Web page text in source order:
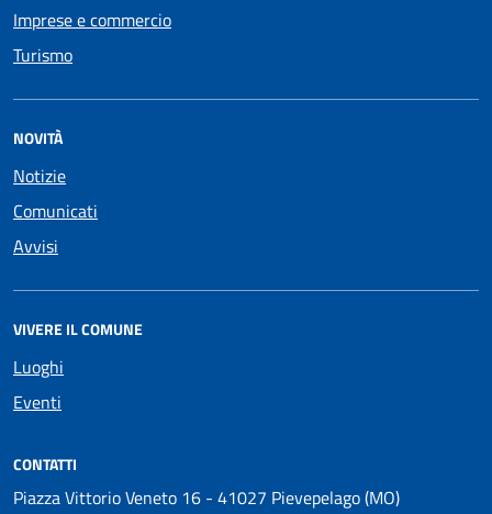
Imprese e commercio
Turismo
NOVITÀ
Notizie
Comunicati
Avvisi
VIVERE IL COMUNE
Luoghi
Eventi
CONTATTI
Piazza Vittorio Veneto 16 - 41027 Pievepelago (MO)